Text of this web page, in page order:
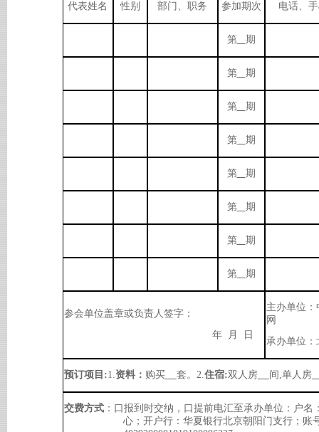
代表姓名 性别 部门、职务 参加期次 电话、
第 期
第 期
第 期
第 期
第 期
第 期
第 期
第 期
参会单位盖章或负责人签字：
年 月 日
主办单位
网
承办单位：
预订项目:1.资料： 购买 套。2.住宿:双人房 间,单人房
交费方式 ：口报到时交纳，口提前电汇至承办单位：户
心；开户行：华夏银行北京朝阳门支行；账